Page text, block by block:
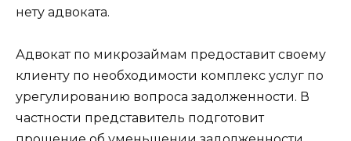
нету адвоката.
Адвокат по микрозаймам предоставит своему
клиенту по необходимости комплекс услуг по
урегулированию вопроса задолженности. В
частности представитель подготовит